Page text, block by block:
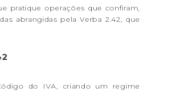
pratique operações que confiram,
abrangidas pela Verba 2.42, que
do IVA, criando um regime